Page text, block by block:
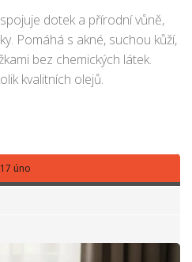
dotek a přírodní vůně,
Pomáhá s akné, suchou kůží,
bez chemických látek.
kvalitních olejů.
17 úno